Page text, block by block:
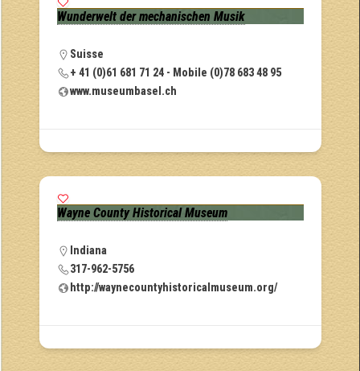
Wunderwelt der mechanischen Musik
Suisse
+ 41 (0)61 681 71 24 - Mobile (0)78 683 48 95
www.museumbasel.ch
Wayne County Historical Museum
Indiana
317-962-5756
http://waynecountyhistoricalmuseum.org/